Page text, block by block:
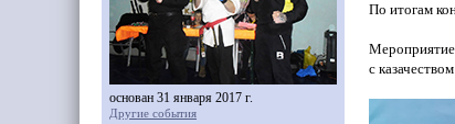
По итогам
с
основан 31 января 2017 г.
Другие события